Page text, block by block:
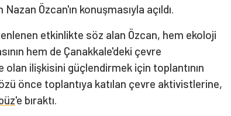
Özcan'ın konuşmasıyla açıldı.
etkinlikte söz alan Özcan, hem ekoloji
hem de Çanakkale'deki çevre
olan ilişkisini güçlendirmek için toplantının
önce toplantıya katılan çevre aktivistlerine,
'e bıraktı.